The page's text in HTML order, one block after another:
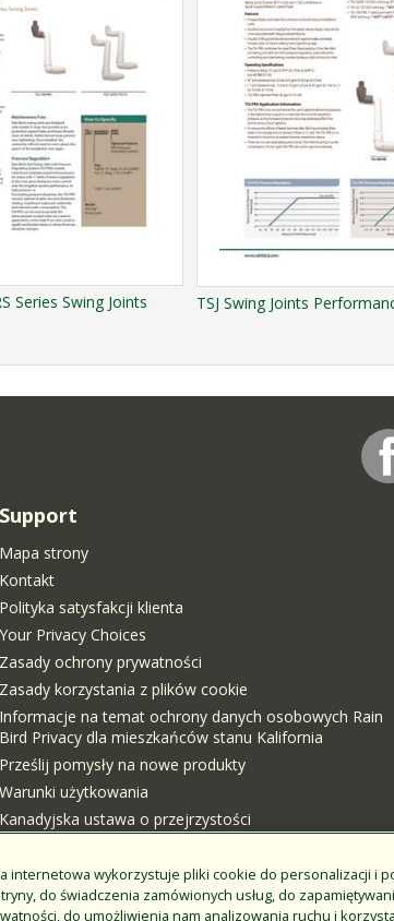
Series Swing Joints
TSJ Swing Joints
Support
Mapa strony
Kontakt
Polityka satysfakcji klienta
Your Privacy Choices
Zasady ochrony prywatności
Zasady korzystania z plików cookie
Informacje na temat ochrony danych osobowych Rain
Bird Privacy dla mieszkańców stanu Kalifornia
Prześlij pomysły na nowe produkty
Warunki użytkowania
Kanadyjska ustawa o przejrzystości
Additional
internetowa wykorzystuje pliki cookie do personalizacji i
do świadczenia zamówionych usług, do
do umożliwienia nam analizowania ruchu i